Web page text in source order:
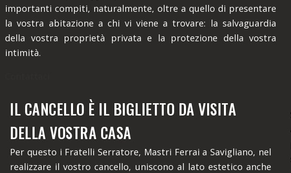
importanti compiti, naturalmente, oltre a quello di presentare
la vostra abitazione a chi vi viene a trovare: la salvaguardia
della vostra proprietà privata e la protezione della vostra
intimità.
IL CANCELLO È IL BIGLIETTO DA VISITA
DELLA VOSTRA CASA
Per questo i Fratelli Serratore, Mastri Ferrai a Savigliano, nel
realizzare il vostro cancello, uniscono al lato estetico anche